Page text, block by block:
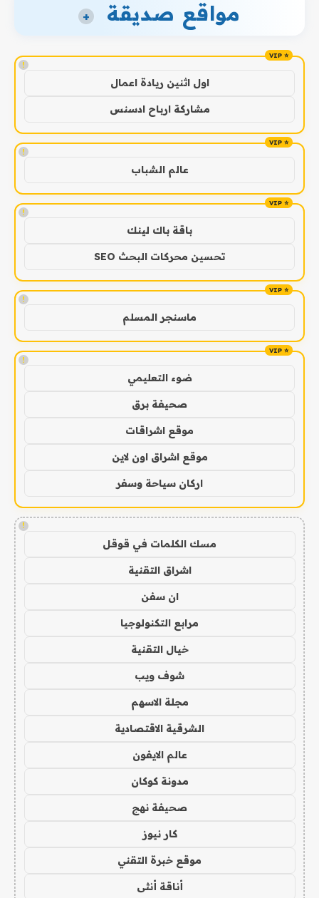
مواقع صديقة +
!
اول اثنين ريادة اعمال
مشاركة ارباح ادسنس
!
عالم الشباب
!
باقة باك لينك
تحسين محركات البحث SEO
!
ماسنجر المسلم
!
ضوء التعليمي
صحيفة برق
موقع اشراقات
موقع اشراق اون لاين
اركان سياحة وسفر
!
مسك الكلمات في قوقل
اشراق التقنية
ان سفن
مرابع التكنولوجيا
خيال التقنية
شوف ويب
مجلة الاسهم
الشرقية الاقتصادية
عالم الايفون
مدونة كوكان
صحيفة نهج
كار نيوز
موقع خبرة التقني
أناقة أنثى